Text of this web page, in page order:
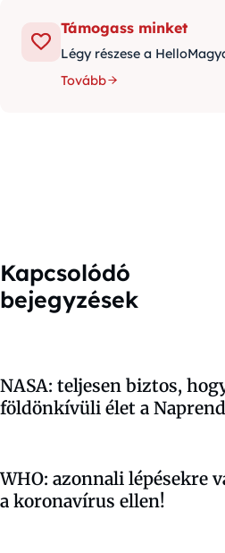
Támogass minket
Légy részese a
Tovább
Kapcsolódó
bejegyzések
NASA: teljesen biztos,
földönkívüli élet a
WHO: azonnali lépésekre
a koronavírus ellen!